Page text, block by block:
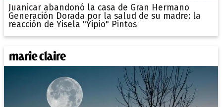
Juanicar abandonó la casa de Gran Hermano
Generación Dorada por la salud de su madre: la
reacción de Yisela "Yipio" Pintos